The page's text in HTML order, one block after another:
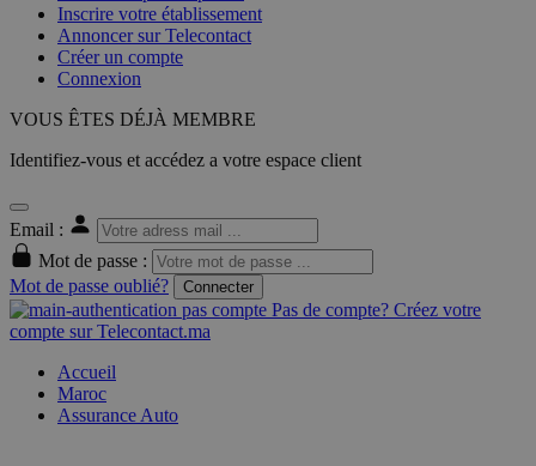
Inscrire votre établissement
Annoncer sur Telecontact
Créer un compte
Connexion
VOUS ÊTES DÉJÀ MEMBRE
Identifiez-vous et accédez a votre espace client
Email :
Mot de passe :
Mot de passe oublié?
Connecter
Pas de compte? Créez votre
compte sur Telecontact.ma
Accueil
Maroc
Assurance Auto